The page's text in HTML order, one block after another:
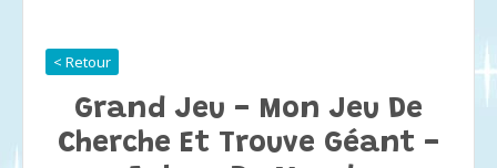
< Retour
Grand Jeu - Mon Jeu De
Cherche Et Trouve Géant -